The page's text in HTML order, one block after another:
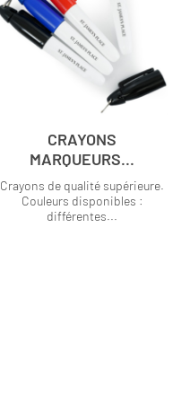
CRAYONS
MARQUEURS...
Crayons de qualité supérieure.
Couleurs disponibles :
différentes...